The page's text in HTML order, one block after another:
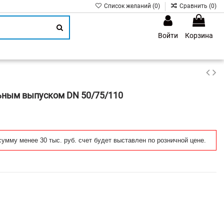
Список желаний (0) Сравнить (0)
Войти
Корзина
выпуском DN 50/75/110
менее 30 тыс. руб. счет будет выставлен по розничной цене.